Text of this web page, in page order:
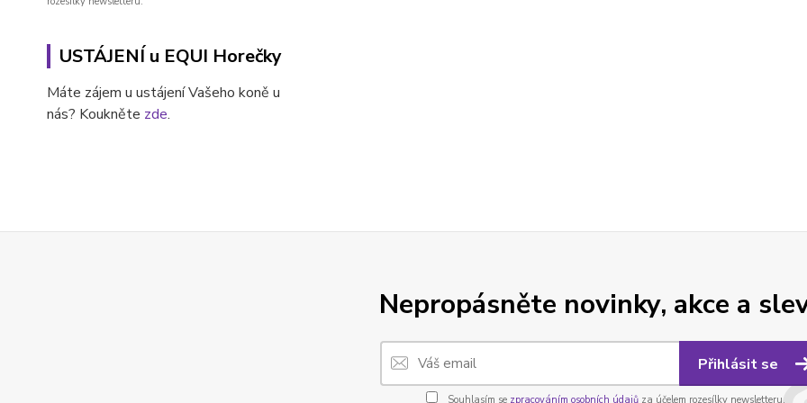
USTÁJENÍ u EQUI Horečky
Máte zájem u ustájení Vašeho koně u
nás? Koukněte zde.
Nepropásněte novinky, akce a
Přihlásit se
Souhlasím se zpracováním osobních údajůza účelem rozesílky newsletteru.